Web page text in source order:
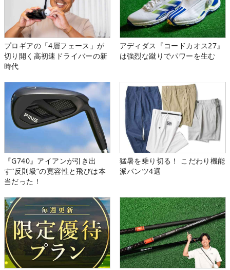
プロギアの「4層フェース」が
切り開く高初速ドライバーの新
時代
アディダス『コードカオス27』
は強烈な蹴りでパワーを生む
『G740』アイアンが引き出
す“反則級”の寛容性と飛びは本
当だった！
猛暑を乗り切る！ こだわり機能
派パンツ4選